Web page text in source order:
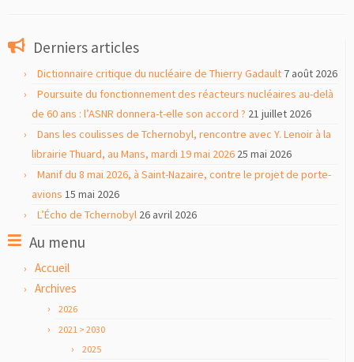
Derniers articles
Dictionnaire critique du nucléaire de Thierry Gadault 7 août 2026
Poursuite du fonctionnement des réacteurs nucléaires au-delà
de 60 ans : l’ASNR donnera-t-elle son accord ? 21 juillet 2026
Dans les coulisses de Tchernobyl, rencontre avec Y. Lenoir à la
librairie Thuard, au Mans, mardi 19 mai 2026 25 mai 2026
Manif du 8 mai 2026, à Saint-Nazaire, contre le projet de porte-
avions 15 mai 2026
L’Écho de Tchernobyl 26 avril 2026
Au menu
Accueil
Archives
2026
2021 > 2030
2025